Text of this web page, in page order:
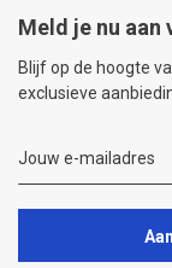
Meld je nu aan
Blijf op de hoogte
exclusieve